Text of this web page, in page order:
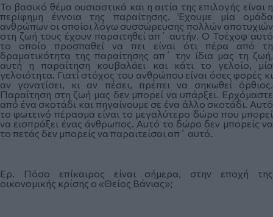
Το βασικό θέμα ουσιαστικά και η αιτία της επιλογής είναι η
περίφημη έννοια της παραίτησης. Έχουμε μία ομάδα
ανθρώπων οι οποίοι λόγω συσσώρευσης πολλών αποτυχιών
στη ζωή τους έχουν παραιτηθεί απ΄ αυτήν. Ο Τσέχοφ αυτό
το οποίο προσπαθεί να πει είναι ότι πέρα από τη
δραματικότητα της παραίτησης απ΄ την ίδια μας τη ζωή,
αυτή η παραίτηση κουβαλάει και κάτι το γελοίο, μία
γελοιότητα. Γιατί στόχος του ανθρώπου είναι όσες φορές κι
αν γονατίσει, κι αν πέσει, πρέπει να σηκωθεί όρθιος.
Παραίτηση στη ζωή μας δεν μπορεί να υπάρξει. Ερχόμαστε
από ένα σκοτάδι και πηγαίνουμε σε ένα άλλο σκοτάδι. Αυτό
το φωτεινό πέρασμα είναι το μεγαλύτερο δώρο που μπορεί
να εισπράξει ένας άνθρωπος. Αυτό το δώρο δεν μπορείς να
το πετάς δεν μπορείς να παραιτείσαι απ΄ αυτό.
Ερ. Πόσο επίκαιρος είναι σήμερα, στην εποχή της
οικονομικής κρίσης ο «Θείος Βάνιας»;